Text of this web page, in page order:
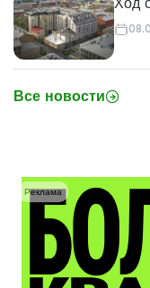
Все новости
Реклама